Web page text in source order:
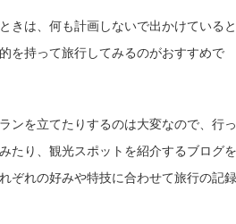
きは、何も計画しないで出かけていると
を持って旅行してみるのがおすすめで
ンを立てたりするのは大変なので、行っ
たり、観光スポットを紹介するブログを
ぞれの好みや特技に合わせて旅行の記録